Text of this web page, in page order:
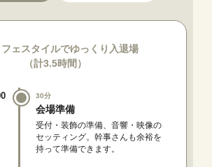
フェスタイルでゆっくり入退場
（計3.5時間）
30分
会場準備
受付・装飾の準備、音響・映像の
セッティング。幹事さんも余裕を
持って準備できます。